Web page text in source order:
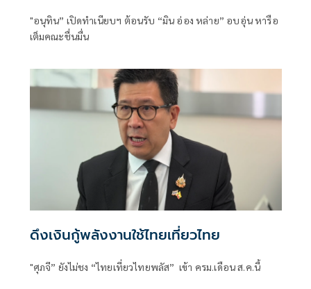
"อนุทิน” เปิดทำเนียบฯ ต้อนรับ “มิน อ่อง หล่าย” อบอุ่น หารือ
เต็มคณะชื่นมื่น
ดึงเงินกู้พลังงานใช้ไทยเที่ยวไทย
"ศุภจี” ยังไม่ชง “ไทยเที่ยวไทยพลัส” เข้า ครม.เดือน ส.ค.นี้